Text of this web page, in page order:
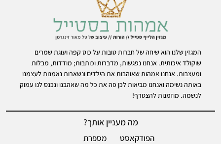
המגזין שלנו הוא שיחה של חברות טובות על כוס קפה ועוגת שמרים
שוקולד איכותית. אנחנו נפגשות, מדברות וכותבות; מודדות, מבלות
ומעצבות. אנחנו אמהות שאוהבות את הילדים ונשארות נאמנות לעצמנו
באותה נשימה ואנחנו מביאות לכן פה את כל מה שאהבנו ונכנס לנו עמוק
לנשמה. מוזמנות להצטרף!
מה מעניין אותך?
הפודקאסט
מספרת